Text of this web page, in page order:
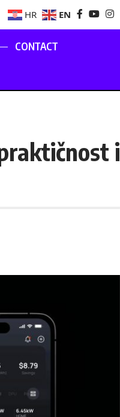
HR EN
CONTACT
i